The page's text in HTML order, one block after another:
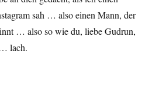
sah … also einen Mann, der
… also so wie du, liebe Gudrun,
lach.